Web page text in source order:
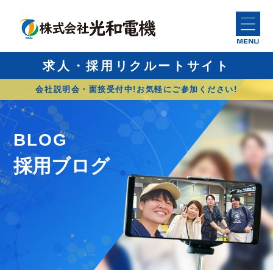
求人・採用リクルートサイト
会社説明会・面接受付中!お気軽にご参加ください!
BLOG
採用ブログ